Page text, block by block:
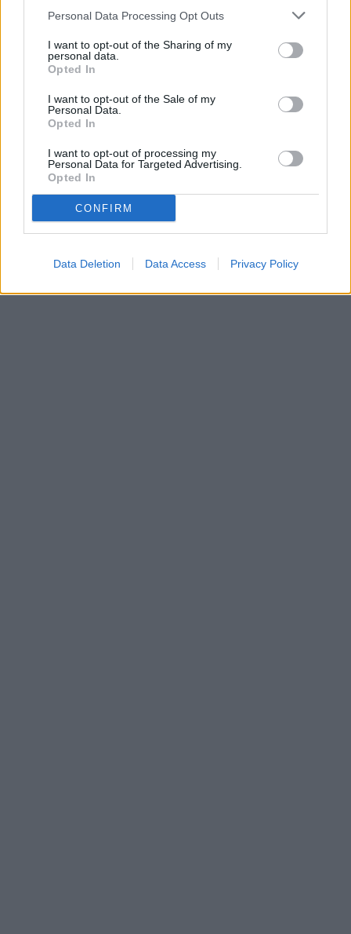
Personal Data Processing Opt Outs
I want to opt-out of the Sharing of my
personal data.
Opted In
I want to opt-out of the Sale of my
Personal Data.
Opted In
I want to opt-out of processing my
Personal Data for Targeted Advertising.
Opted In
CONFIRM
Data Deletion Data Access Privacy Policy
COLEGIUL TEHNIC MIHAI BĂCESCU
PROIECT EUROPEAN COLEGIUL BĂCESCU